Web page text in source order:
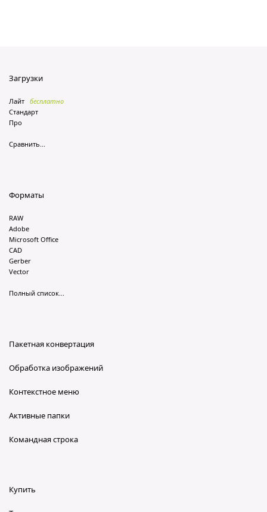
Загрузки
Лайт бесплатно
Стандарт
Про
Сравнить...
Форматы
RAW
Adobe
Microsoft Office
CAD
Gerber
Vector
Полный список...
Пакетная конвертация
Обработка изображений
Контекстное меню
Активные папки
Командная строка
Купить